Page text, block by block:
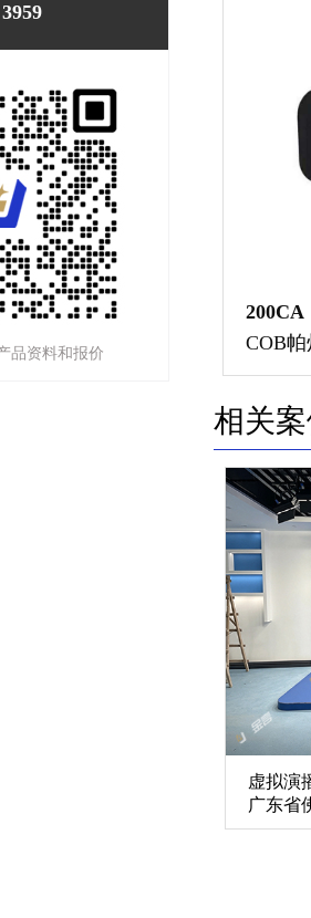
品资料和报价
200CA
COB帕
相关
虚拟演
广东省